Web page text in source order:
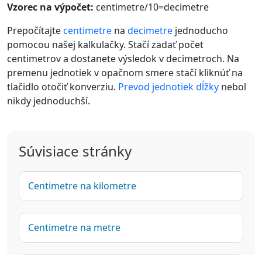
Vzorec na výpočet: centimetre/10=decimetre
Prepočítajtecentimetre na decimetre jednoducho
pomocou našej kalkulačky. Stačí zadať počet
centimetrov a dostanete výsledok v decimetroch. Na
premenu jednotiek v opačnom smere stačí kliknúť na
tlačidlo otočiť konverziu. Prevod jednotiek dĺžky nebol
nikdy jednoduchší.
Súvisiace stránky
Centimetre na kilometre
Centimetre na metre